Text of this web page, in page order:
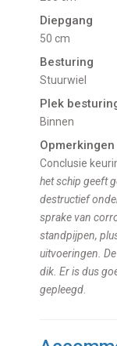
Diepgang
50 cm
Besturing
Stuurwiel
Plek
Binnen
Opmerkingen
Conclusie
het schip geeft
destructief
sprake van
standpijpen,
uitvoeringen.
dik. Er is dus
gepleegd